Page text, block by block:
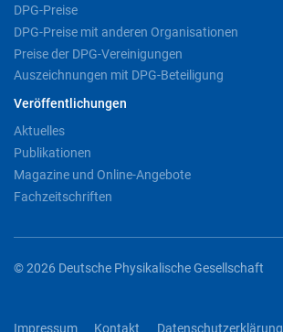
DPG-Preise
DPG-Preise mit anderen Organisationen
Preise der DPG-Vereinigungen
Auszeichnungen mit DPG-Beteiligung
Veröffentlichungen
Aktuelles
Publikationen
Magazine und Online-Angebote
Fachzeitschriften
© 2026 Deutsche Physikalische Gesellschaft
Impressum Kontakt Datenschutzerklärung